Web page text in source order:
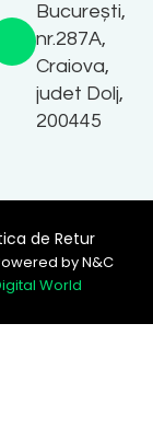
București,
nr.287A,
Craiova,
judet Dolj,
200445
by N&C
World
de Retur